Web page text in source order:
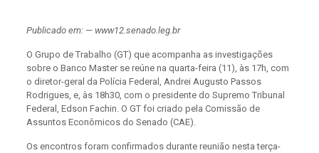
Publicado em: — www12.senado.leg.br
O Grupo de Trabalho (GT) que acompanha as investigações
sobre o Banco Master se reúne na quarta-feira (11), às 17h, com
o diretor-geral da Polícia Federal, Andrei Augusto Passos
Rodrigues, e, às 18h30, com o presidente do Supremo Tribunal
Federal, Edson Fachin. O GT foi criado pela Comissão de
Assuntos Econômicos do Senado (CAE).
Os encontros foram confirmados durante reunião nesta terça-